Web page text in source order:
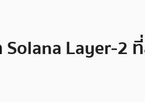
Layer-2